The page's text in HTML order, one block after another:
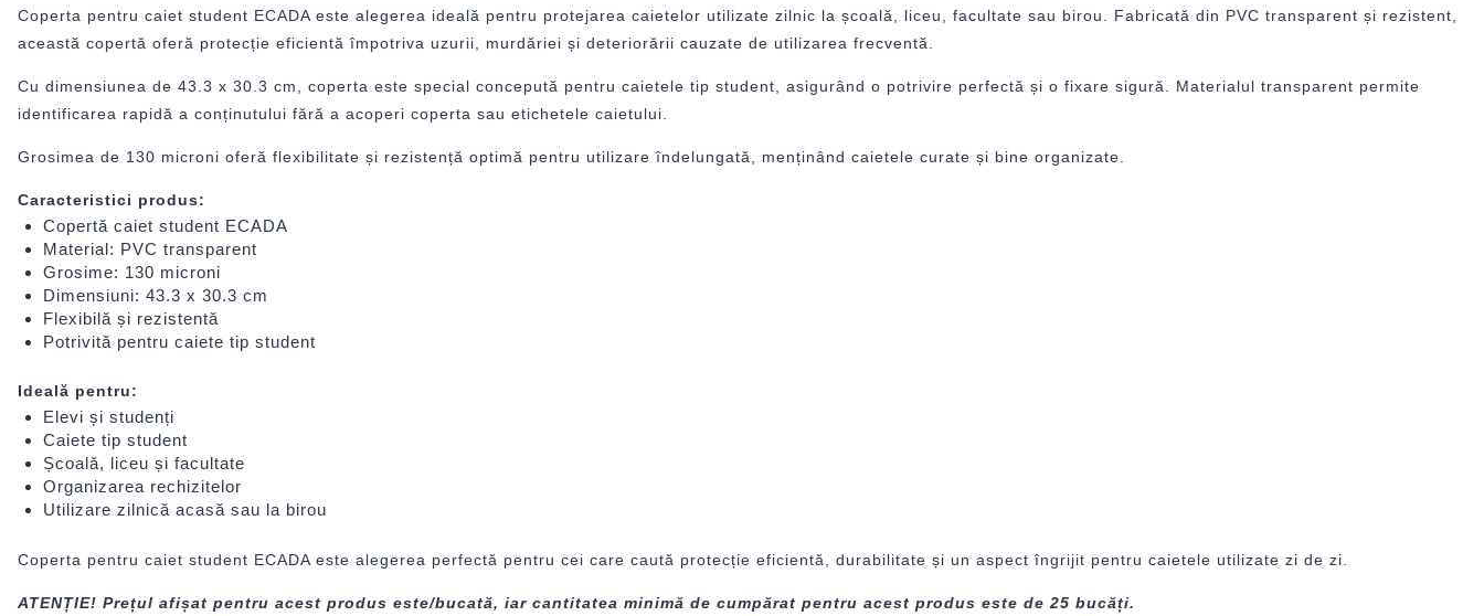
Coperta pentru caiet student ECADA este alegerea ideală pentru protejarea caietelor utilizate zilnic la școală, liceu, facultate sau birou. Fabricată din PVC transparent și rezistent,
această copertă oferă protecție eficientă împotriva uzurii, murdăriei și deteriorării cauzate de utilizarea frecventă.
Cu dimensiunea de 43.3 x 30.3 cm, coperta este special concepută pentru caietele tip student, asigurând o potrivire perfectă și o fixare sigură. Materialul transparent permite
identificarea rapidă a conținutului fără a acoperi coperta sau etichetele caietului.
Grosimea de 130 microni oferă flexibilitate și rezistență optimă pentru utilizare îndelungată, menținând caietele curate și bine organizate.
Caracteristici produs:
Copertă caiet student ECADA
Material: PVC transparent
Grosime: 130 microni
Dimensiuni: 43.3 x 30.3 cm
Flexibilă și rezistentă
Potrivită pentru caiete tip student
Ideală pentru:
Elevi și studenți
Caiete tip student
Școală, liceu și facultate
Organizarea rechizitelor
Utilizare zilnică acasă sau la birou
Coperta pentru caiet student ECADA este alegerea perfectă pentru cei care caută protecție eficientă, durabilitate și un aspect îngrijit pentru caietele utilizate zi de zi.
ATENȚIE! Prețul afișat pentru acest produs este/bucată, iar cantitatea minimă de cumpărat pentru acest produs este de 25 bucăți.